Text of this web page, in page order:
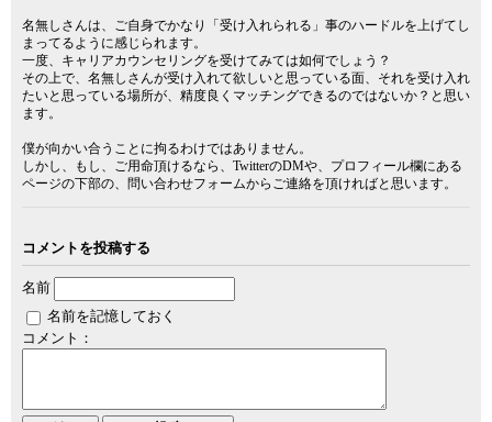
名無しさんは、ご自身でかなり「受け入れられる」事のハードルを上げてし
まってるように感じられます。
一度、キャリアカウンセリングを受けてみては如何でしょう？
その上で、名無しさんが受け入れて欲しいと思っている面、それを受け入れ
たいと思っている場所が、精度良くマッチングできるのではないか？と思い
ます。
僕が向かい合うことに拘るわけではありません。
しかし、もし、ご用命頂けるなら、TwitterのDMや、プロフィール欄にある
ページの下部の、問い合わせフォームからご連絡を頂ければと思います。
コメントを投稿する
名前
名前を記憶しておく
コメント：